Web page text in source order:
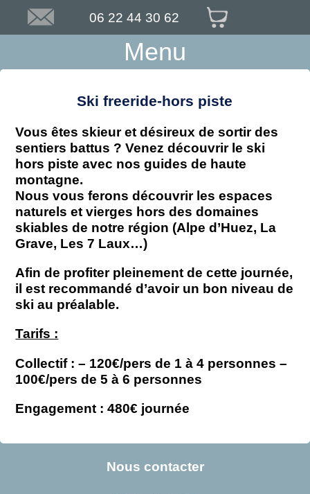
06 22 44 30 62
Menu
Ski freeride-hors piste
Vous êtes skieur et désireux de sortir des
sentiers battus ? Venez découvrir le ski
hors piste avec nos guides de haute
montagne.
Nous vous ferons découvrir les espaces
naturels et vierges hors des domaines
skiables de notre région (Alpe d’Huez, La
Grave, Les 7 Laux…)
Afin de profiter pleinement de cette journée,
il est recommandé d’avoir un bon niveau de
ski au préalable.
Tarifs :
Collectif : – 120€/pers de 1 à 4 personnes –
100€/pers de 5 à 6 personnes
Engagement : 480€ journée
Nous contacter